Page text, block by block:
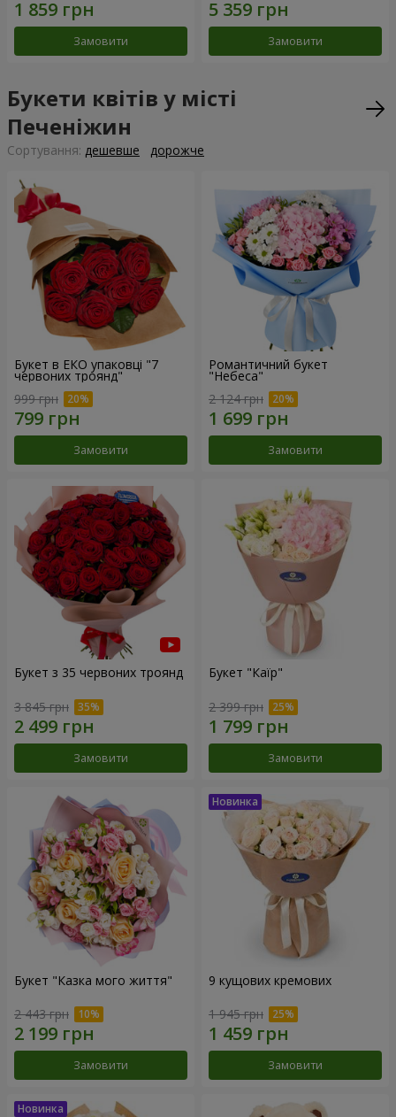
Замовити Замовити
Букети квітів у місті
Печеніжин
Сортування: дешевше дорожче
Букет в ЕКО упаковці "7
червоних троянд"
999 грн
Замовити
Романтичний букет
"Небеса"
2 124 грн
Замовити
Букет з 35 червоних троянд
3 845 грн
Замовити
Букет "Каїр"
2 399 грн
Замовити
Букет "Казка мого життя"
2 443 грн
Замовити
9 кущових кремових
1 945 грн
Замовити